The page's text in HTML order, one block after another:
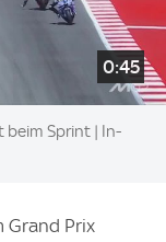
0:45
beim Sprint | In-
Grand Prix